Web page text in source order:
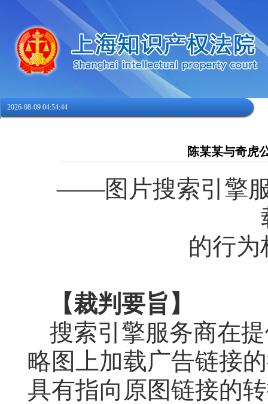
2026-08-09 04:54:45
陈某某与奇虎
——图片搜索引擎
的行为
【裁判要旨】
搜索引擎服务商在
略图上加载广告链接
具有指向原图链接的